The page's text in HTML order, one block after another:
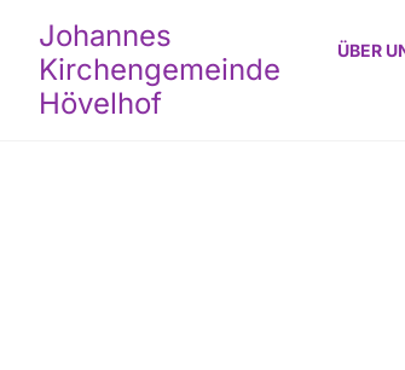
Johannes
Kirchengemeinde
Hövelhof
ÜBER